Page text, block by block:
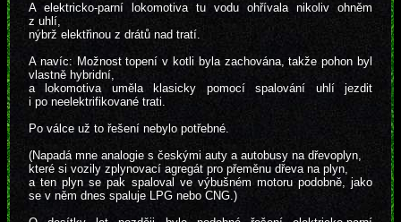
A elektricko-parní lokomotiva tu vodu ohřívala nikoliv ohněm
z uhlí,
nýbrž elektřinou z drátů nad tratí.
A navíc: Možnost topení v kotli byla zachována, takže pohon byl
vlastně hybridní,
a lokomotiva uměla klasicky pomocí spalování uhlí jezdit
i po neelektrifikované trati.
Po válce už to řešení nebylo potřebné.
(Napadá mne analogie s českými auty a autobusy na dřevoplyn,
které si vozily zplynovací agregát pro přeměnu dřeva na plyn,
a ten plyn se pak spaloval ve výbušném motoru podobně, jako
se v něm dnes spaluje LPG nebo CNG.)